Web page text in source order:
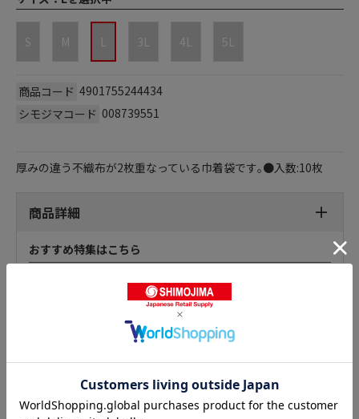
S M L 3L 4L 5L
商品コード 4901755244434
シモジマコード 008739551
厚みの違う不織布が2枚重なっている巾着袋です｡●入数:10枚
商品詳細
おすすめ特集はこちら